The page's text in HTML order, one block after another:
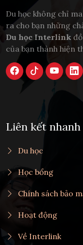
Du học không chỉ
ra cho bạn những
Du học Interlink
của bạn thành hiện
Liên kết nhanh
Du học
Học bổng
Chính sách bảo
Hoạt động
Về Interlink